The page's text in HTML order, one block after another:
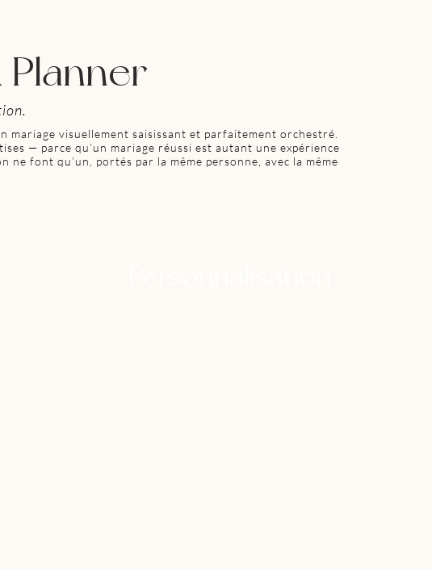
Planner
mariage visuellement saisissant et parfaitement orchestré.
— parce qu’un mariage réussi est autant une expérience
font qu’un, portés par la même personne, avec la même